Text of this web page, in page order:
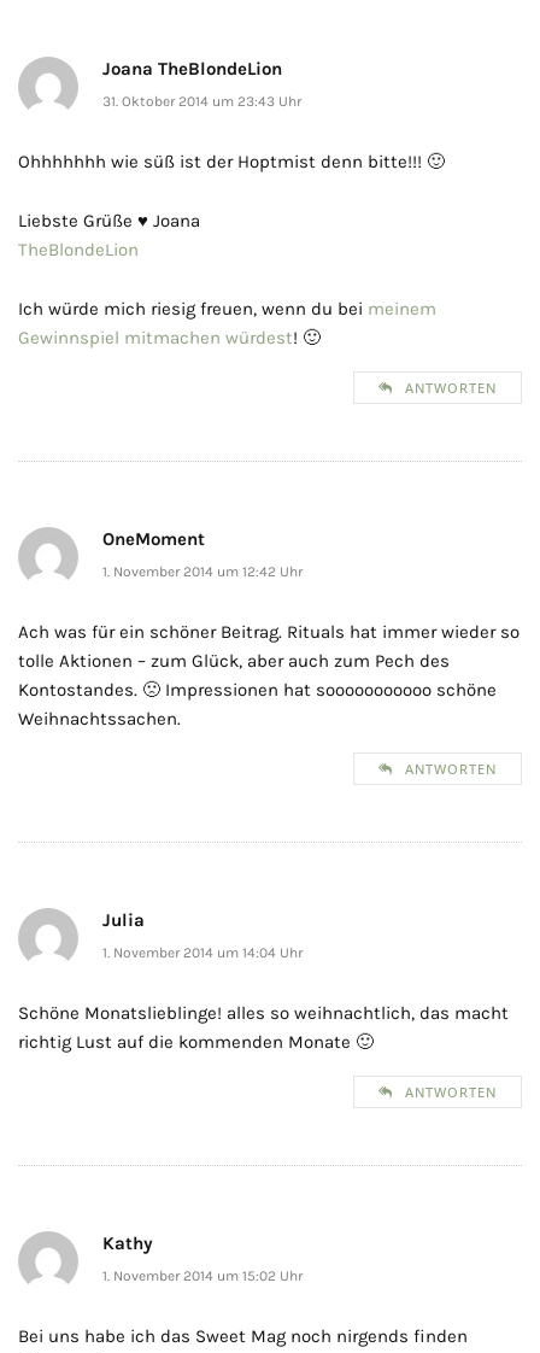
Joana TheBlondeLion
31. Oktober 2014 um 23:43 Uhr
Ohhhhhhh wie süß ist der Hoptmist denn bitte!!! 🙂
Liebste Grüße ♥ Joana
TheBlondeLion
Ich würde mich riesig freuen, wenn du bei meinem
Gewinnspiel mitmachen würdest! 🙂
ANTWORTEN
OneMoment
1. November 2014 um 12:42 Uhr
Ach was für ein schöner Beitrag. Rituals hat immer wieder so
tolle Aktionen – zum Glück, aber auch zum Pech des
Kontostandes. 🙁 Impressionen hat sooooooooooo schöne
Weihnachtssachen.
ANTWORTEN
Julia
1. November 2014 um 14:04 Uhr
Schöne Monatslieblinge! alles so weihnachtlich, das macht
richtig Lust auf die kommenden Monate 🙂
ANTWORTEN
Kathy
1. November 2014 um 15:02 Uhr
Bei uns habe ich das Sweet Mag noch nirgends finden